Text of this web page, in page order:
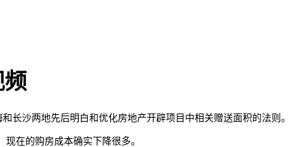
沙两地先后明白和优化房地产开辟项目中相关赠送面积的法则。
在的购房成本确实下降很多。